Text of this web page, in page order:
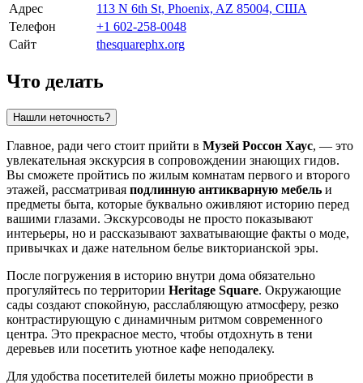
Адрес
113 N 6th St, Phoenix, AZ 85004, США
Телефон
+1 602-258-0048
Сайт
thesquarephx.org
Что делать
Нашли неточность?
Главное, ради чего стоит прийти в Музей Россон Хаус, — это
увлекательная экскурсия в сопровождении знающих гидов.
Вы сможете пройтись по жилым комнатам первого и второго
этажей, рассматривая подлинную антикварную мебель и
предметы быта, которые буквально оживляют историю перед
вашими глазами. Экскурсоводы не просто показывают
интерьеры, но и рассказывают захватывающие факты о моде,
привычках и даже нательном белье викторианской эры.
После погружения в историю внутри дома обязательно
прогуляйтесь по территории Heritage Square. Окружающие
сады создают спокойную, расслабляющую атмосферу, резко
контрастирующую с динамичным ритмом современного
центра. Это прекрасное место, чтобы отдохнуть в тени
деревьев или посетить уютное кафе неподалеку.
Для удобства посетителей билеты можно приобрести в